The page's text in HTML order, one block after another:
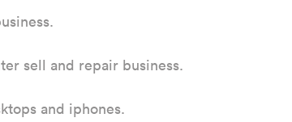
sell and repair business.
and iphones.